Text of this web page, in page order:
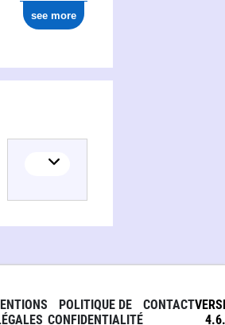
see more
POLITIQUE DE
CONFIDENTIALITÉ
CONTACT